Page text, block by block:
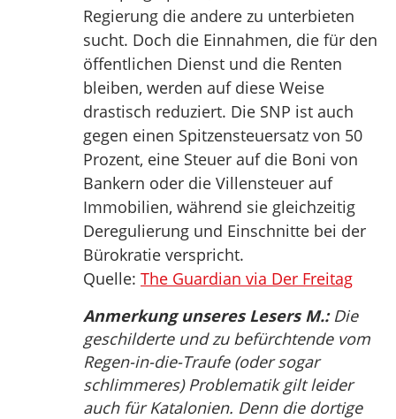
Regierung die andere zu unterbieten
sucht. Doch die Einnahmen, die für den
öffentlichen Dienst und die Renten
bleiben, werden auf diese Weise
drastisch reduziert. Die SNP ist auch
gegen einen Spitzensteuersatz von 50
Prozent, eine Steuer auf die Boni von
Bankern oder die Villensteuer auf
Immobilien, während sie gleichzeitig
Deregulierung und Einschnitte bei der
Bürokratie verspricht.
Quelle: The Guardian via Der Freitag
Anmerkung unseres Lesers M.:Die
geschilderte und zu befürchtende vom
Regen-in-die-Traufe (oder sogar
schlimmeres) Problematik gilt leider
auch für Katalonien. Denn die dortige